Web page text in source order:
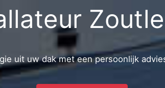
uit uw dak met een persoonlijk